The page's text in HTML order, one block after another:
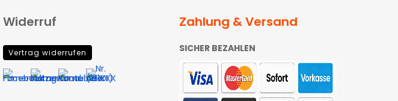
Widerruf
Vertrag widerrufen
Zahlung & Versand
SICHER BEZAHLEN